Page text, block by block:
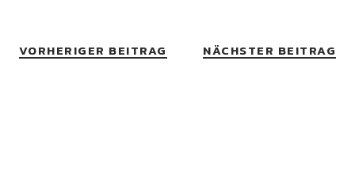
VORHERIGER BEITRAG NÄCHSTER BEITRAG